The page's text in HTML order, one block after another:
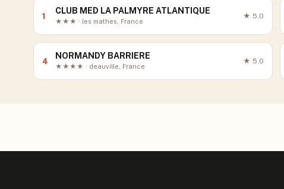
1
CLUB MED LA PALMYRE ATLANTIQUE
★★★ · les mathes, France
★ 5.0
4
NORMANDY BARRIERE
★★★★ · deauville, France
★ 5.0